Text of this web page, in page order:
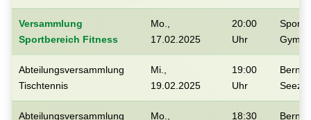
Versammlung
Sportbereich Fitness
Mo.,
17.02.2025
20:00
Uhr
Gym 3
Abteilungsversammlung
Tischtennis
Mi.,
19.02.2025
19:00
Uhr
Abteilungsversammlung
Mo.,
18:30